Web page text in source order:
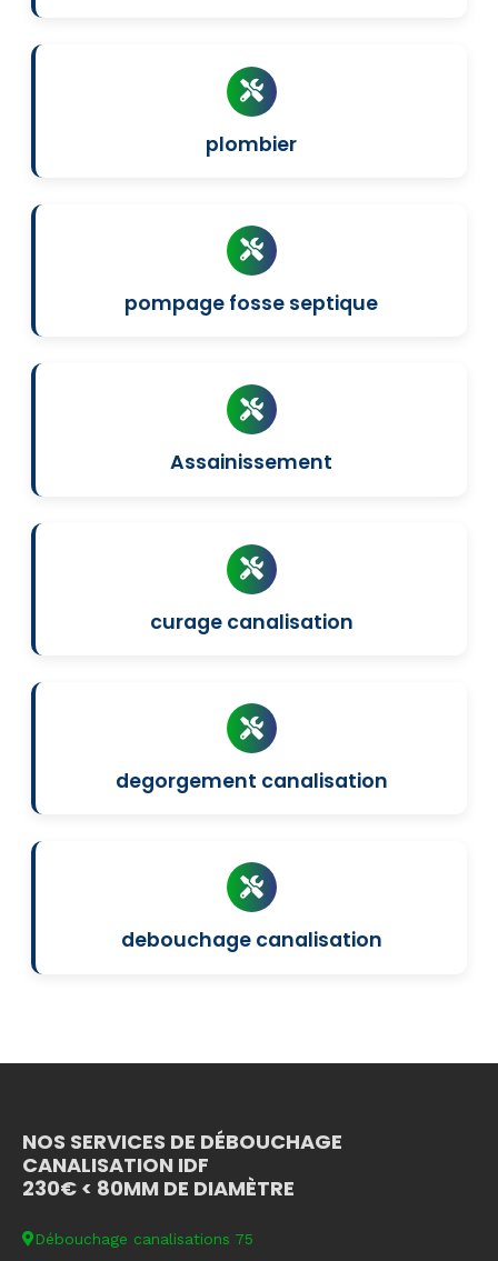
plombier
pompage fosse septique
Assainissement
curage canalisation
degorgement canalisation
debouchage canalisation
NOS SERVICES DE DÉBOUCHAGE
CANALISATION IDF
230€ < 80MM DE DIAMÈTRE
Débouchage canalisations 75